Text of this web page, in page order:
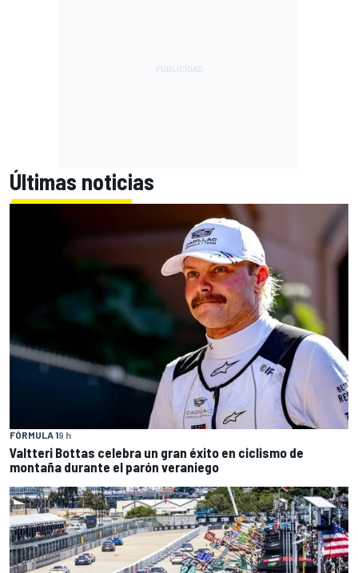
Últimas noticias
FÓRMULA 19 h
Valtteri Bottas celebra un gran éxito en ciclismo de
montaña durante el parón veraniego